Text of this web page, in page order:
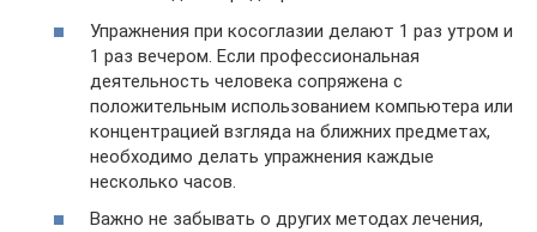
Упражнения при косоглазии делают 1 раз утром и
1 раз вечером. Если профессиональная
деятельность человека сопряжена с
положительным использованием компьютера или
концентрацией взгляда на ближних предметах,
необходимо делать упражнения каждые
несколько часов.
Важно не забывать о других методах лечения,